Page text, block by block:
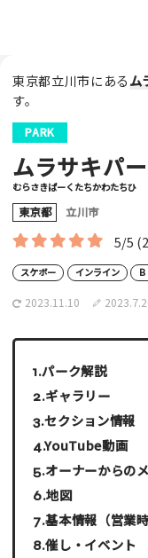
東京都立川市にあるム
す。
PARK
ムラサキパ
むらさきぱーくたちかわたちひ
東京都 立川市
5/5
スケボー インライン
2023.11.10
パーク解説
ギャラリー
セクション情報
YouTube動画
オーナーからの
地図
基本情報（営業
催し・イベント